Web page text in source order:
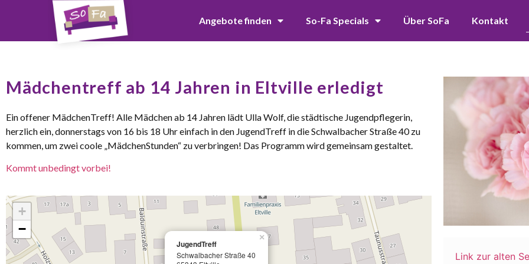
Angebote finden So-Fa Specials Über SoFa Kontakt
Mädchentreff ab 14 Jahren in Eltville erledigt
Ein offener MädchenTreff! Alle Mädchen ab 14 Jahren lädt Ulla Wolf, die städtische Jugendpflegerin,
herzlich ein, donnerstags von 16 bis 18 Uhr einfach in den JugendTreff in die Schwalbacher Straße 40 zu
kommen, um zwei coole „MädchenStunden“ zu verbringen! Das Programm wird gemeinsam gestaltet.
Kommt unbedingt vorbei!
JugendTreff
Schwalbacher Straße 40
×
+
−
Link zur alten